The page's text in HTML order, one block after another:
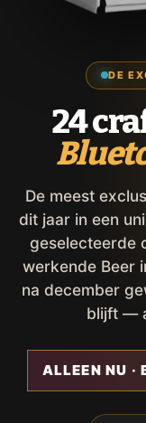
DE
24
De meest
dit jaar in een
geselecteerde
werkende Beer
na december
blijft —
ALLEEN NU ·